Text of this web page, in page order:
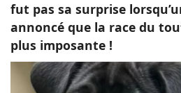
fut pas sa surprise
annoncé que la race du
plus imposante !